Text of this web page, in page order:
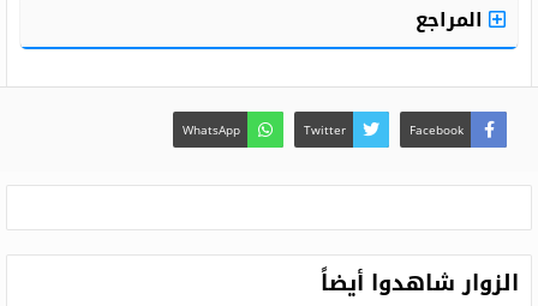
المراجع
Facebook
Twitter
WhatsApp
الزوار شاهدوا أيضاً